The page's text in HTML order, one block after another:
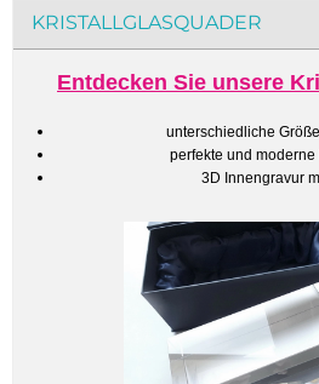
KRISTALLGLASQUADER
Entdecken Sie unsere
unterschiedliche
perfekte und moderne
3D Innengravur